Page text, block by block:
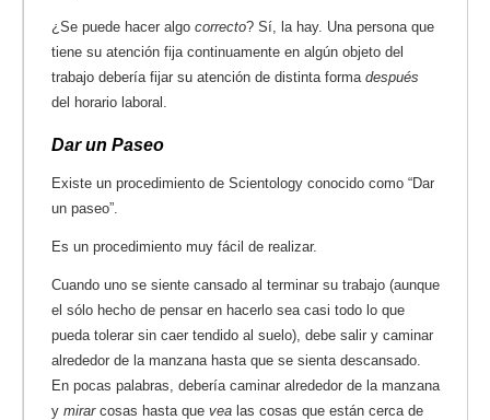
¿Se puede hacer algo correcto? Sí, la hay. Una persona que
tiene su atención fija continuamente en algún objeto del
trabajo debería fijar su atención de distinta forma después
del horario laboral.
Dar un Paseo
Existe un procedimiento de Scientology conocido como “Dar
un paseo”.
Es un procedimiento muy fácil de realizar.
Cuando uno se siente cansado al terminar su trabajo (aunque
el sólo hecho de pensar en hacerlo sea casi todo lo que
pueda tolerar sin caer tendido al suelo), debe salir y caminar
alrededor de la manzana hasta que se sienta descansado.
En pocas palabras, debería caminar alrededor de la manzana
y mirarcosas hasta que vea las cosas que están cerca de